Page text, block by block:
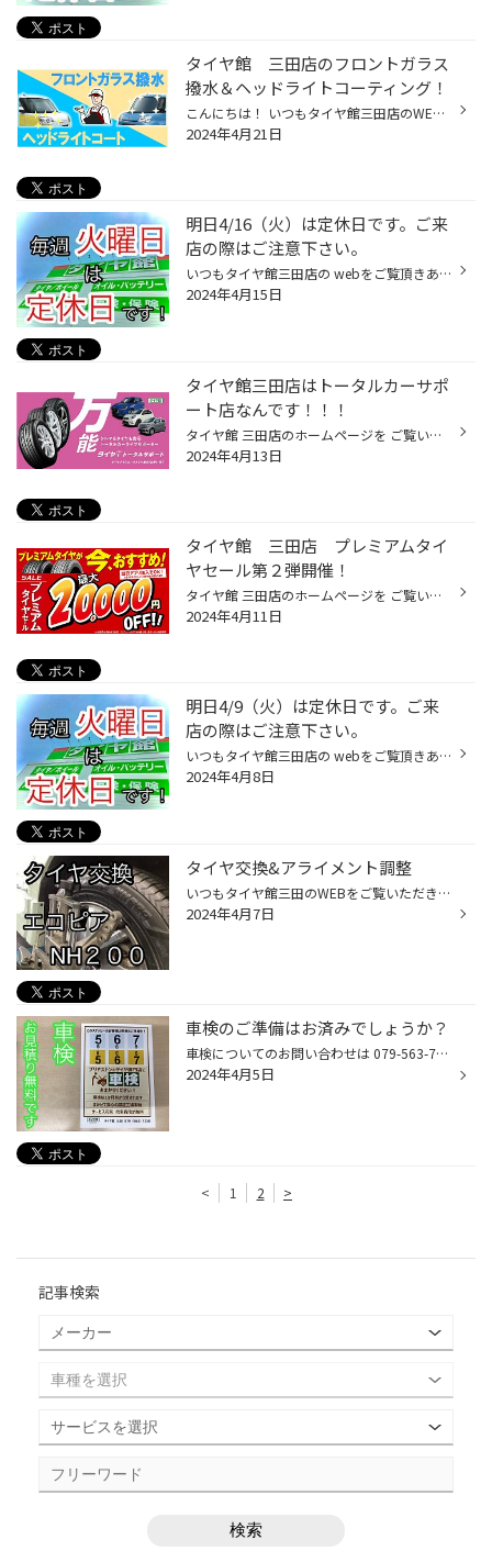
タイヤ館 三田店のフロントガラス
撥水＆ヘッドライトコーティング！
こんにちは！ いつもタイヤ館三田店のWEBサイトを ご覧いただきありがとうございます！ 雨の日や夜間の視界が悪くありませんか？ フロントガラスの視界不良 雨降りの運転時 特に夜間などに視界が極端に悪くなりませんか？ 水はけが悪く 対向車のライトの反射で視界が妨げらる事も…… 原因の多くはフ...
2024年4月21日
明日4/16（火）は定休日です。ご来
店の際はご注意下さい。
いつもタイヤ館三田店の webをご覧頂きありがとうございます！ 明日4/16(火)は 定休日となっておりますので ご注意下さい！ 4/17(水)は、 朝10時30分より 営業致しますので、 是非お気軽にお越しください！ webメールでも、 タイヤの簡易お見積もりを実施中です！ コチラも是非ご活用下さい！ ↓↓↓ w...
2024年4月15日
タイヤ館三田店はトータルカーサポ
ート店なんです！！！
タイヤ館 三田店のホームページを ご覧いただきありがとうございます！ タイヤ館 三田店ではタイヤ以外にも お車のさまざまなメンテナンス作業も実施しております！ そうそう！メンテナンスと言えば・・・基本はタイヤ空気圧！ タイヤ空気圧調整も立派なメンテナンス！！！ 当店では他店でご購入の...
2024年4月13日
タイヤ館 三田店 プレミアムタイ
ヤセール第２弾開催！
タイヤ館 三田店のホームページを ご覧いただきありがとうございます！ 今回はセールのご案内です！ 本日から プレミアムタイヤセール第2弾を開催いたします 無料のタイヤ館アプリダウンロードで セールお値引きから【更に】お買い得になる 最大20,000円OFFの特別クーポンを配信中！ タイヤ館アプリ...
2024年4月11日
明日4/9（火）は定休日です。ご来
店の際はご注意下さい。
いつもタイヤ館三田店の webをご覧頂きありがとうございます！ 明日4/9(火)は 定休日となっておりますので ご注意下さい！ 4/10(水)は、 朝10時30分より 営業致しますので、 是非お気軽にお越しください！ webメールでも、 タイヤの簡易お見積もりを実施中です！ コチラも是非ご活用下さい！ ↓↓↓ we...
2024年4月8日
タイヤ交換&アライメント調整
いつもタイヤ館三田のWEBをご覧いただきありがとうございます♪ 本日もタイヤ交換と同時にアライメント調整作業を行いました、 数年ぶりのタイヤ交換なのでお車もシャキッとリフレッシュできて最高です！ タイヤ館三田は、 三田市駅前町の 牛丼の松屋さんの近くにあります。 牛丼の松屋さんの近くを...
2024年4月7日
車検のご準備はお済みでしょうか？
車検についてのお問い合わせは 079-563-7250 タイヤ館三田まで 車検の事前無料点検のご予約はコチラ タイヤ館三田は、 三田市駅前町の 牛丼の松屋さんの近くにあります。 牛丼の松屋さんの近くを通られた際には、 お気軽にお立ち寄りください。
2024年4月5日
< 1 2 >
記事検索